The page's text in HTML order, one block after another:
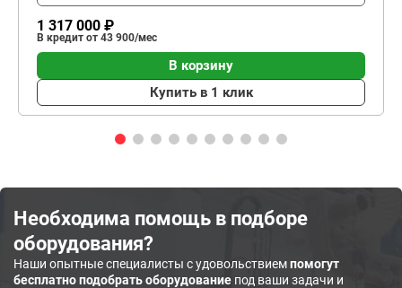
1 317 000 ₽
В кредит от 43 900/мес
В корзину
Купить в 1 клик
Необходима помощь в подборе
оборудования?
Наши опытные специалисты с удовольствиемпомогут
бесплатно подобрать оборудование под ваши задачи и